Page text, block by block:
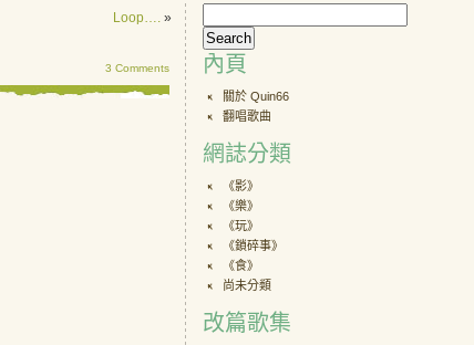
Loop…. »
3 Comments 內頁
關於 Quin66
翻唱歌曲
網誌分類
《影》
《樂》
《玩》
《鎖碎事》
《食》
尚未分類
改篇歌集